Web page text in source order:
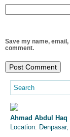
Save my name,
comment.
Ahmad Abdul Haq
Location: